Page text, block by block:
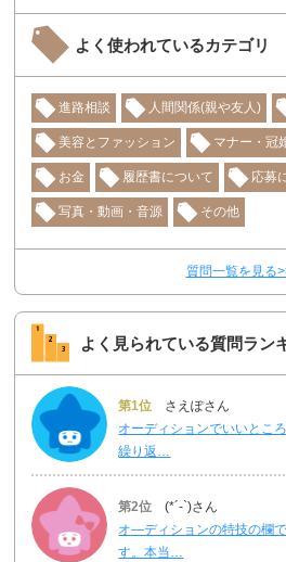
よく使われているカテゴリ
進路相談 人間関係(親や友人)
美容とファッション マナー・冠
お金 履歴書について 応募
写真・動画・音源 その他
質問一覧を見る
よく見られている質問ラン
第1位 さえぽさん
オーディションでいいとこ
繰り返…
第2位 (*´-`)さん
オ―ディションの特技の欄
す。本当…